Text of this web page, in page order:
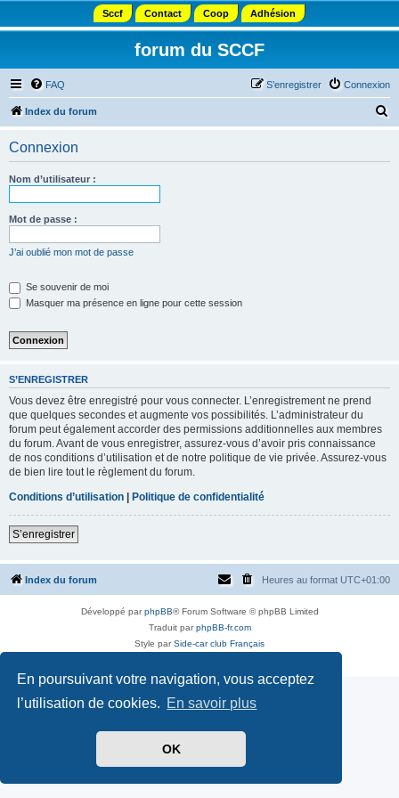
En poursuivant votre navigation, vous acceptez
l’utilisation de cookies. En savoir plus
OK
Sccf Contact Coop Adhésion
forum du SCCF
FAQ Connexion
S’enregistrer
Index du forum
Connexion
Nom d’utilisateur :
Mot de passe :
J’ai oublié mon mot de passe
Se souvenir de moi
Masquer ma présence en ligne pour cette session
S’ENREGISTRER
Vous devez être enregistré pour vous connecter. L’enregistrement ne prend
que quelques secondes et augmente vos possibilités. L’administrateur du
forum peut également accorder des permissions additionnelles aux membres
du forum. Avant de vous enregistrer, assurez-vous d’avoir pris connaissance
de nos conditions d’utilisation et de notre politique de vie privée. Assurez-vous
de bien lire tout le règlement du forum.
Conditions d’utilisation | Politique de confidentialité
S’enregistrer
Index du forum Heures au format UTC+01:00
Développé parphpBB® Forum Software © phpBB Limited
Traduit parphpBB-fr.com
Style parSide-car club Français